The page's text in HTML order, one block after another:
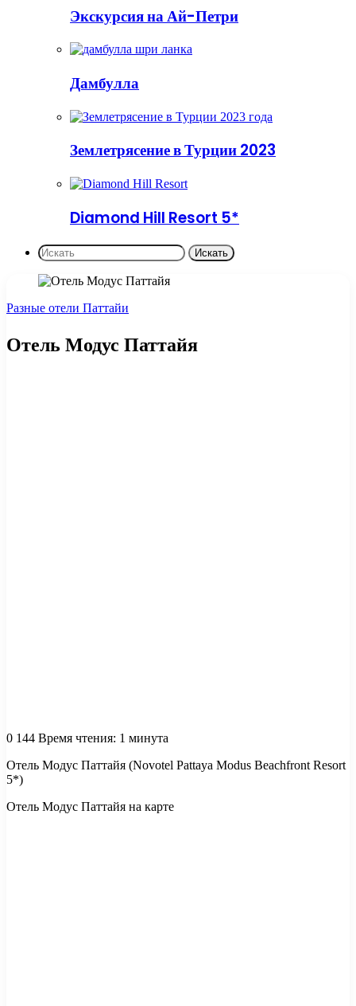
Экскурсия на Ай-Петри
Дамбулла
Землетрясение в Турции 2023
Diamond Hill Resort 5*
Искать
Разные отели Паттайи
Отель Модус Паттайя
0 144 Время чтения: 1 минута
Отель Модус Паттайя (Novotel Pattaya Modus Beachfront Resort
5*)
Отель Модус Паттайя на карте